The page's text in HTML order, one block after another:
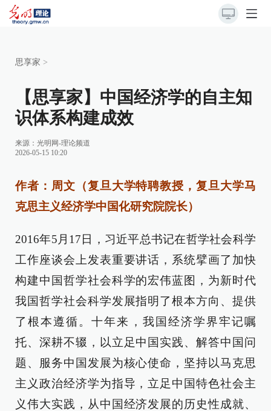
思享家 >
【思享家】中国经济学的自主知
识体系构建成效
来源： 光明网-理论频道
2026-05-15 10:20
作者：周文（复旦大学特聘教授，复旦大学马
克思主义经济学中国化研究院院长）
2016年5月17日，习近平总书记在哲学社会科学
工作座谈会上发表重要讲话，系统擘画了加快
构建中国哲学社会科学的宏伟蓝图，为新时代
我国哲学社会科学发展指明了根本方向、提供
了根本遵循。十年来，我国经济学界牢记嘱
托、深耕不辍，以立足中国实践、解答中国问
题、服务中国发展为核心使命，坚持以马克思
主义政治经济学为指导，立足中国特色社会主
义伟大实践，从中国经济发展的历史性成就、